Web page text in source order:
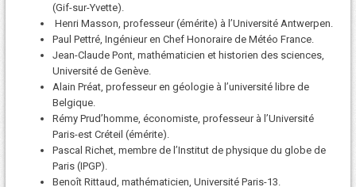
(Gif-sur-Yvette).
Henri Masson, professeur (émérite) à l’Université Antwerpen.
Paul Pettré, Ingénieur en Chef Honoraire de Météo France.
Jean-Claude Pont, mathématicien et historien des sciences,
Université de Genève.
Alain Préat, professeur en géologie à l’université libre de
Belgique.
Rémy Prud’homme, économiste, professeur à l’Université
Paris-est Créteil (émérite).
Pascal Richet, membre de l’Institut de physique du globe de
Paris (IPGP).
Benoît Rittaud, mathématicien, Université Paris-13.